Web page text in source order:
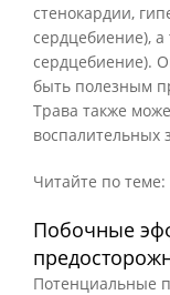
стенокардии,
сердцебиение),
сердцебиение).
быть полезным
Трава также
воспалительных
Читайте по теме:
Побочные
Потенциальные